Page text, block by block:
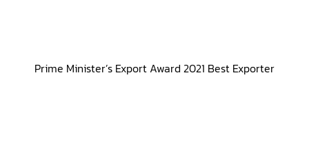
Prime Minister’s Export Award 2021 Best Exporter